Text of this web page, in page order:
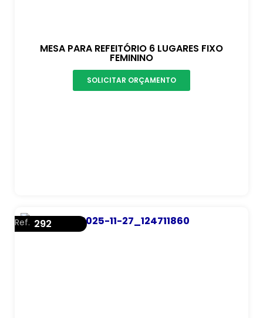
MESA PARA REFEITÓRIO 6 LUGARES FIXO
FEMININO
SOLICITAR ORÇAMENTO
Ref. 292